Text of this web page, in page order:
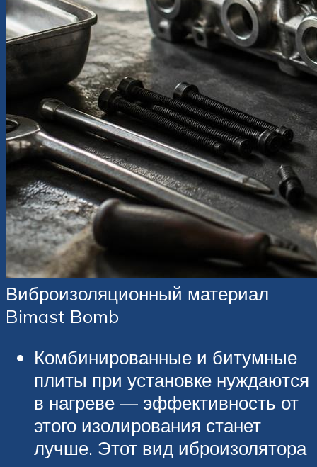
Виброизоляционный материал
Bimast Bomb
Комбинированные и битумные
плиты при установке нуждаются
в нагреве — эффективность от
этого изолирования станет
лучше. Этот вид иброизолятора